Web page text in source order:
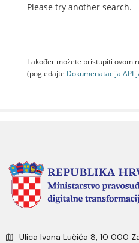
Please try another search.
Također možete pristupiti ovom
(pogledajte Dokumenаtаcijа API-